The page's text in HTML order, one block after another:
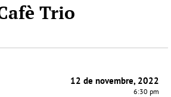
Trio
12 de novembre, 2022
6:30 pm